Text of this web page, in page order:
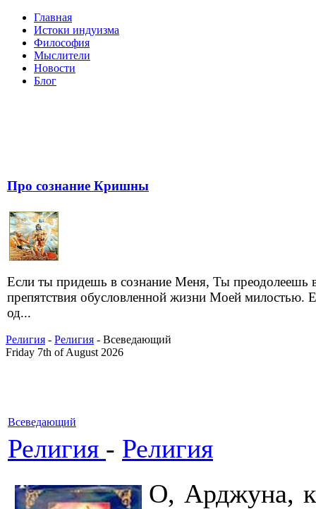
Главная
Истоки индуизма
Философия
Мыслители
Новости
Блог
Про сознание Кришны
Если ты придешь в сознание Меня, Ты преодолеешь
препятствия обусловленной жизни Моей милостью.
од...
Религия - Религия - Всеведающий
Friday 7th of August 2026
Всеведающий
Религия - Религия
О, Арджуна,